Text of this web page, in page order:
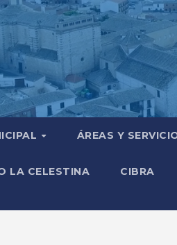
ÁREAS Y
LA CELESTINA CIBRA